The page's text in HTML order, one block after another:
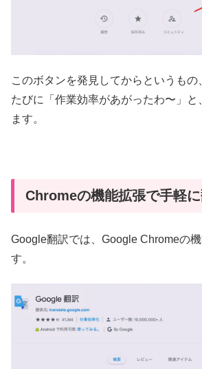
このボタンを発見してからというも
たびに「作業効率があがったわ〜」と
ます。
Chromeの機能拡張で手軽
Google翻訳では、Google Chromeの
す。